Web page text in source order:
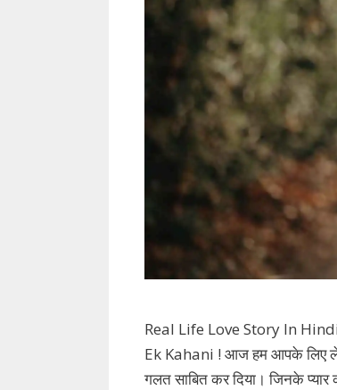
Real Life Love Story In
Ek Kahani ! आज हम आपके लिए
गलत साबित कर दिया। जिनके